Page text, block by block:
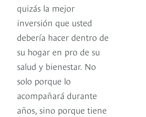
quizás la mejor
inversión que usted
debería hacer dentro de
su hogar en pro de su
salud y bienestar. No
solo porque lo
acompañará durante
años, sino porque tiene